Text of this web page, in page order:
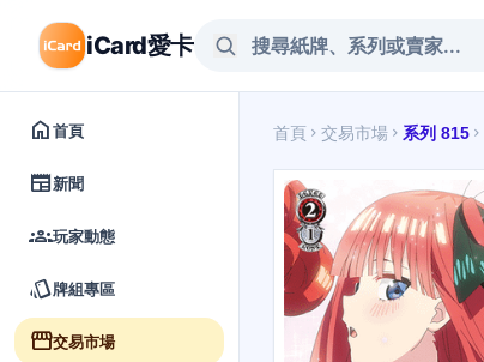
iCard愛卡
home首頁
newspaper新聞
groups玩家動態
style牌組專區
storefront交易市場
首頁 chevron_right 交易市場 chevron_right 系列 815 chevron_right